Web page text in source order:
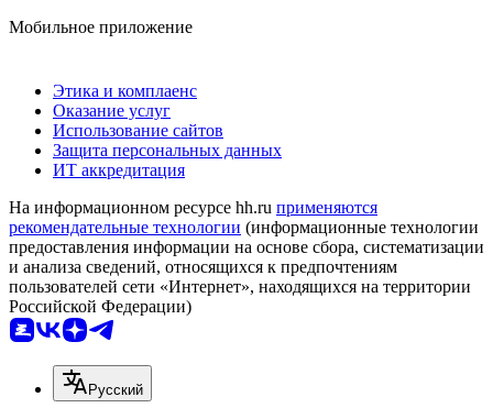
Мобильное приложение
Этика и комплаенс
Оказание услуг
Использование сайтов
Защита персональных данных
ИТ аккредитация
На информационном ресурсе hh.ru применяются
рекомендательные технологии (информационные технологии
предоставления информации на основе сбора, систематизации
и анализа сведений, относящихся к предпочтениям
пользователей сети «Интернет», находящихся на территории
Российской Федерации)
Русский